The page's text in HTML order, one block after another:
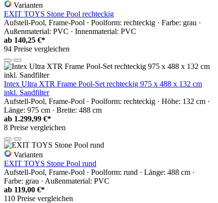
Varianten
EXIT TOYS Stone Pool rechteckig
Aufstell-Pool, Frame-Pool · Poolform: rechteckig · Farbe: grau ·
Außenmaterial: PVC · Innenmaterial: PVC
ab 140,25 €*
94 Preise vergleichen
Intex Ultra XTR Frame Pool-Set rechteckig 975 x 488 x 132 cm
inkl. Sandfilter
Aufstell-Pool, Frame-Pool · Poolform: rechteckig · Höhe: 132 cm ·
Länge: 975 cm · Breite: 488 cm
ab 1.299,99 €*
8 Preise vergleichen
Varianten
EXIT TOYS Stone Pool rund
Aufstell-Pool, Frame-Pool · Poolform: rund · Länge: 488 cm ·
Farbe: grau · Außenmaterial: PVC
ab 119,00 €*
110 Preise vergleichen